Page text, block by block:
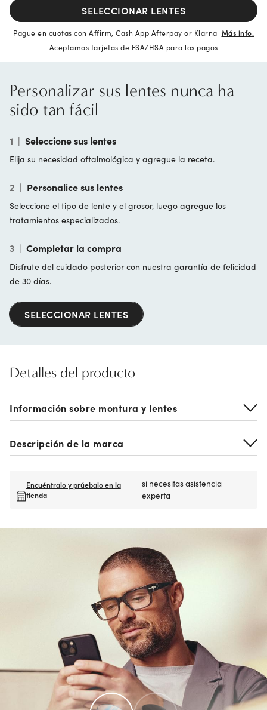
SELECCIONAR LENTES
Pague en cuotas con Affirm, Cash App Afterpay or Klarna Más info.
Aceptamos tarjetas de FSA/HSA para los pagos
Personalizar sus lentes nunca ha
sido tan fácil
1 | Seleccione sus lentes
Elija su necesidad oftalmológica y agregue la receta.
2 | Personalice sus lentes
Seleccione el tipo de lente y el grosor, luego agregue los
tratamientos especializados.
3 | Completar la compra
Disfrute del cuidado posterior con nuestra garantía de felicidad
de 30 días.
SELECCIONAR LENTES
Detalles del producto
Información sobre montura y lentes
Descripción de la marca
Encuéntralo y prúebalo en la
tienda
si necesitas asistencia
experta